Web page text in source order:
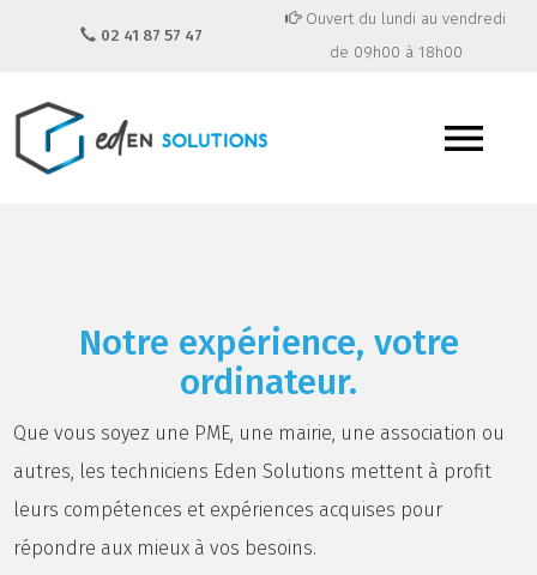
02 41 87 57 47
Ouvert du lundi au vendredi
de 09h00 à 18h00
Notre expérience, votre
ordinateur.
Que vous soyez une PME, une mairie, une association ou
autres, les techniciens Eden Solutions mettent à profit
leurs compétences et expériences acquises pour
répondre aux mieux à vos besoins.